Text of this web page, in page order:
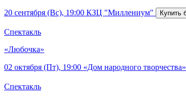
20 сентября (Вс), 19:00 КЗЦ "Миллениум"
Спектакль
«Любочка»
02 октября (Пт), 19:00 «Дом народного творчества»
Спектакль